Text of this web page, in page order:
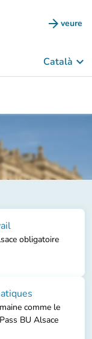
arrow_forward veure
(new
Català keyboard_arrow_down
obligatoire
comme le
BU Alsace